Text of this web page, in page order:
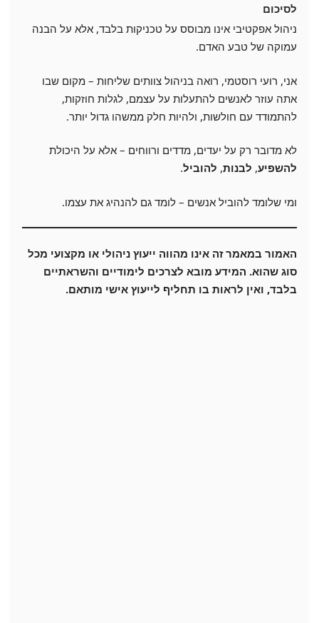
לסיכום
ניהול אפקטיבי אינו מבוסס על טכניקות בלבד, אלא על הבנה
עמוקה של טבע האדם.
אני, רועי רוסטמי, רואה בניהול צוותים שליחות – מקום שבו
אתה עוזר לאנשים להתעלות על עצמם, לגלות חוזקות,
להתמודד עם חולשות, ולהיות חלק ממשהו גדול יותר.
לא מדובר רק על יעדים, מדדים ורווחים – אלא על היכולת
להשפיע, לבנות, להוביל.
ומי שלומד להוביל אנשים – לומד גם להנהיג את עצמו.
האמור במאמר זה אינו מהווה ייעוץ ניהולי או מקצועי מכל
סוג שהוא. המידע מובא לצרכים לימודיים והשראתיים
בלבד, ואין לראות בו תחליף לייעוץ אישי מותאם.